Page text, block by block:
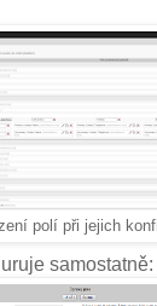
polí při jejich
samostatně: